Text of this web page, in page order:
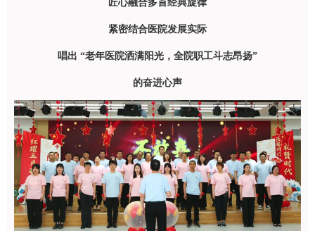
匠心融合多首经典旋律
紧密结合医院发展实际
唱出 “老年医院洒满阳光，全院职工斗志昂扬”
的奋进心声